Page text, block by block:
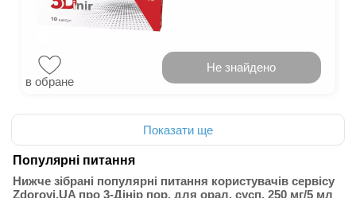
в обране
Не знайдено
Показати ще
Популярні питання
Нижче зібрані популярні питання користувачів сервісу
Zdorovi.UA про 3-Дінір пор. для орал. сусп. 250 мг/5 мл